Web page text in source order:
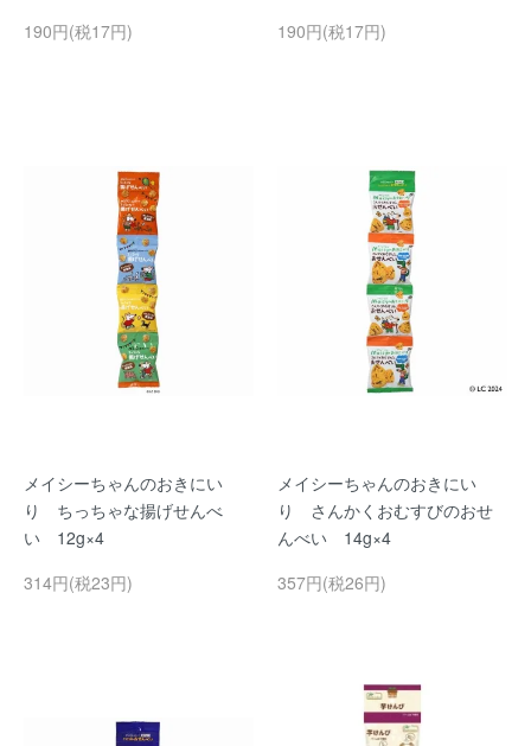
190円(税17円)
190円(税17円)
メイシーちゃんのおきにい
り ちっちゃな揚げせんべ
い 12g×4
314円(税23円)
メイシーちゃんのおきにい
り さんかくおむすびのおせ
んべい 14g×4
357円(税26円)